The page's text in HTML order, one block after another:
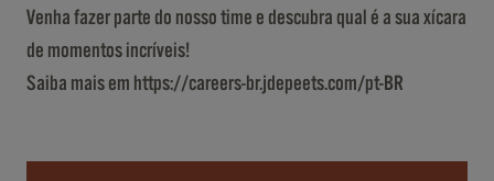
Venha fazer parte do nosso time e descubra qual é a sua xícara
de momentos incríveis!
Saiba mais em https://careers-br.jdepeets.com/pt-BR